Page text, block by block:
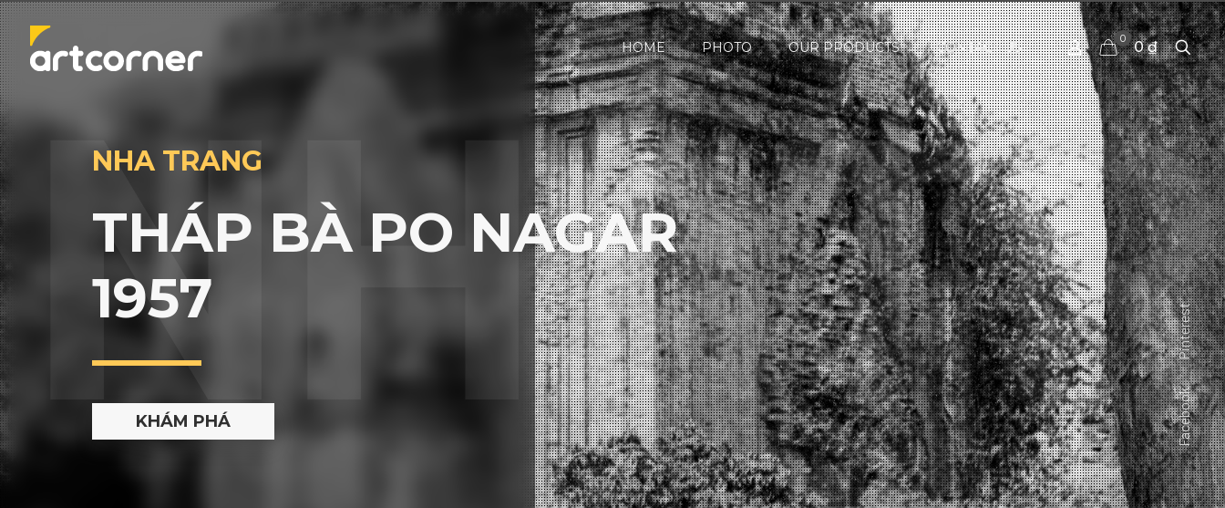
HOME PHOTO OUR PRODUCTS CONTACT US
0 0 ₫